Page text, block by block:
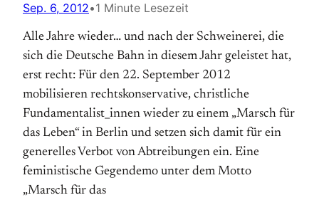
Sep. 6, 2012•1 Minute Lesezeit
Alle Jahre wieder… und nach der Schweinerei, die
sich die Deutsche Bahn in diesem Jahr geleistet hat,
erst recht: Für den 22. September 2012
mobilisieren rechts­­kon­ser­vative, christ­liche
Fundamentalist­_innen wieder zu einem „Marsch für
das Leben“ in Berlin und setzen sich damit für ein
generelles Verbot von Ab­­trei­bungen ein. Eine
feministische Gegen­demo unter dem Motto
„Marsch für das